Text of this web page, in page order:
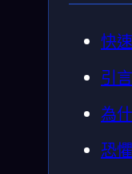
快
引
為
恐